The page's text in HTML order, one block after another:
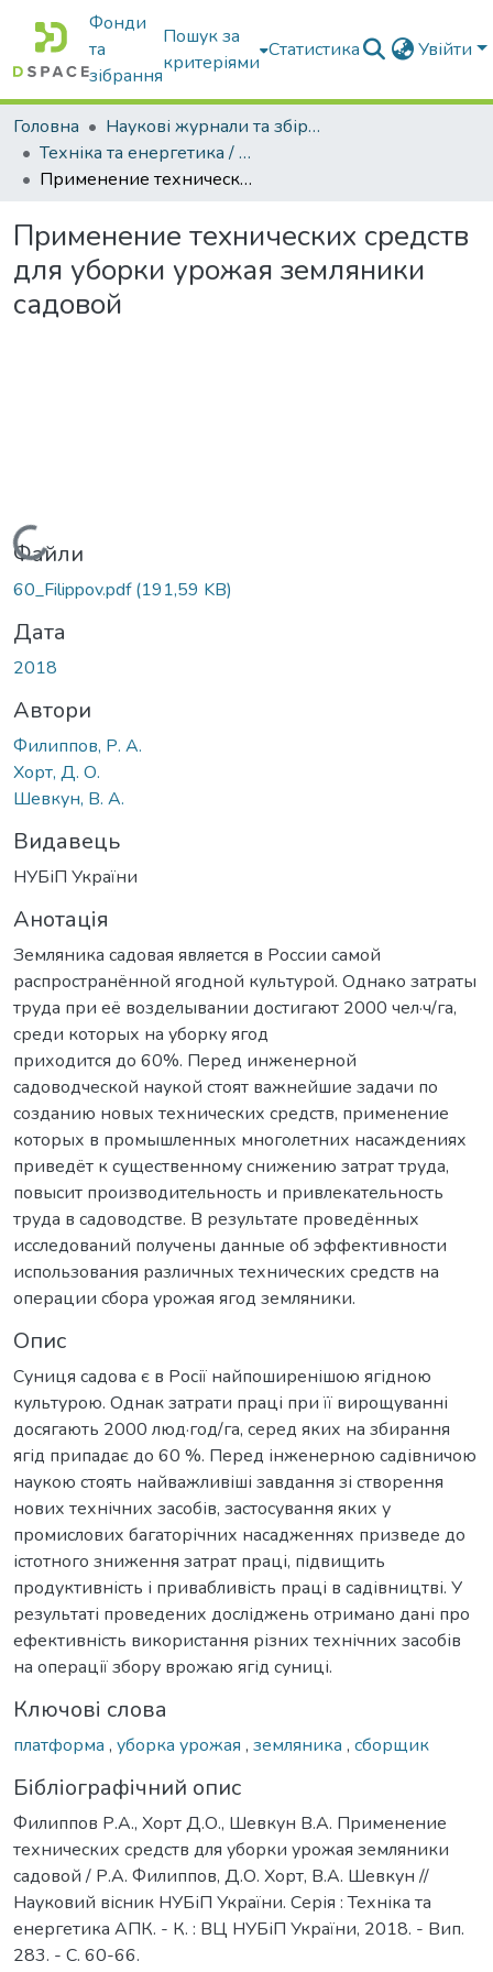
Фонди
та
зібрання
Пошук за
критеріями
Статистика Увійти
Головна
Наукові журнали та збірники видань
Техніка та енергетика / Machinery & Energetics
Применение технических средств для уборки урожая земляники садовой
Применение технических средств
для уборки урожая земляники
садовой
Вантажиться...
Файли
60_Filippov.pdf(191,59 KB)
Дата
2018
Автори
Филиппов, Р. А.
Хорт, Д. О.
Шевкун, В. А.
Видавець
НУБіП України
Анотація
Земляника садовая является в России самой
распространённой ягодной культурой. Однако затраты
труда при её возделывании достигают 2000 чел·ч/га,
среди которых на уборку ягод
приходится до 60%. Перед инженерной
садоводческой наукой стоят важнейшие задачи по
созданию новых технических средств, применение
которых в промышленных многолетних насаждениях
приведёт к существенному снижению затрат труда,
повысит производительность и привлекательность
труда в садоводстве. В результате проведённых
исследований получены данные об эффективности
использования различных технических средств на
операции сбора урожая ягод земляники.
Опис
Суниця садова є в Росії найпоширенішою ягідною
культурою. Однак затрати праці при її вирощуванні
досягають 2000 люд·год/га, серед яких на збирання
ягід припадає до 60 %. Перед інженерною садівничою
наукою стоять найважливіші завдання зі створення
нових технічних засобів, застосування яких у
промислових багаторічних насадженнях призведе до
істотного зниження затрат праці, підвищить
продуктивність і привабливість праці в садівництві. У
результаті проведених досліджень отримано дані про
ефективність використання різних технічних засобів
на операції збору врожаю ягід суниці.
Ключові слова
платформа , уборка урожая , земляника , сборщик
Бібліографічний опис
Филиппов Р.А., Хорт Д.О., Шевкун В.А. Применение
технических средств для уборки урожая земляники
садовой / Р.А. Филиппов, Д.О. Хорт, В.А. Шевкун //
Науковий вісник НУБіП України. Серія : Техніка та
енергетика АПК. - К. : ВЦ НУБіП України, 2018. - Вип.
283. - С. 60-66.